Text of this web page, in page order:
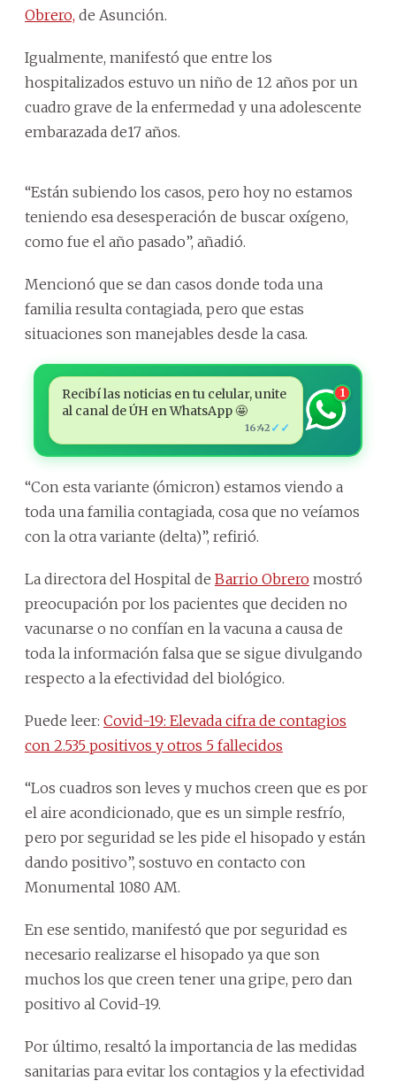
Obrero, de Asunción.
Igualmente, manifestó que entre los
hospitalizados estuvo un niño de 12 años por un
cuadro grave de la enfermedad y una adolescente
embarazada de17 años.
“Están subiendo los casos, pero hoy no estamos
teniendo esa desesperación de buscar oxígeno,
como fue el año pasado”, añadió.
Mencionó que se dan casos donde toda una
familia resulta contagiada, pero que estas
situaciones son manejables desde la casa.
Recibí las noticias en tu celular, unite
al canal de ÚH en WhatsApp 🤩
16:42 ✓✓
1
“Con esta variante (ómicron) estamos viendo a
toda una familia contagiada, cosa que no veíamos
con la otra variante (delta)”, refirió.
La directora del Hospital de Barrio Obrero mostró
preocupación por los pacientes que deciden no
vacunarse o no confían en la vacuna a causa de
toda la información falsa que se sigue divulgando
respecto a la efectividad del biológico.
Puede leer: Covid-19: Elevada cifra de contagios
con 2.535 positivos y otros 5 fallecidos
“Los cuadros son leves y muchos creen que es por
el aire acondicionado, que es un simple resfrío,
pero por seguridad se les pide el hisopado y están
dando positivo”, sostuvo en contacto con
Monumental 1080 AM.
En ese sentido, manifestó que por seguridad es
necesario realizarse el hisopado ya que son
muchos los que creen tener una gripe, pero dan
positivo al Covid-19.
Por último, resaltó la importancia de las medidas
sanitarias para evitar los contagios y la efectividad